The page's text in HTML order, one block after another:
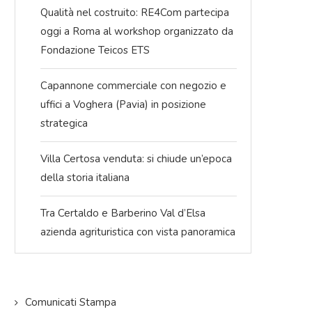
Qualità nel costruito: RE4Com partecipa
oggi a Roma al workshop organizzato da
Fondazione Teicos ETS
Capannone commerciale con negozio e
uffici a Voghera (Pavia) in posizione
strategica
Villa Certosa venduta: si chiude un’epoca
della storia italiana
Tra Certaldo e Barberino Val d’Elsa
azienda agrituristica con vista panoramica
Comunicati Stampa